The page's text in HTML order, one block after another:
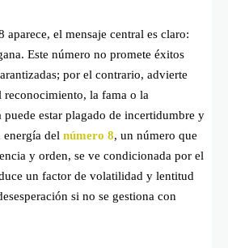
aparece, el mensaje central es claro:
Este número no promete éxitos
por el contrario, advierte
reconocimiento, la fama o la
estar plagado de incertidumbre y
energía del número 8, un número que
y orden, se ve condicionada por el
un factor de volatilidad y lentitud
si no se gestiona con